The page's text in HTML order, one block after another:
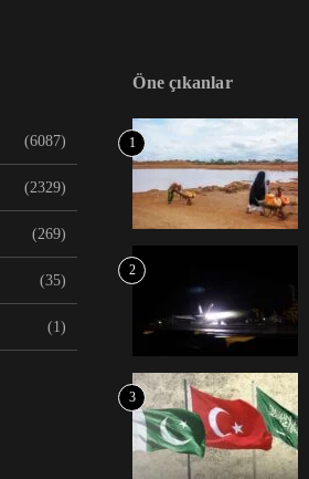
(6087)
(2329)
(269)
(35)
(1)
Öne çıkanlar
1
2
3